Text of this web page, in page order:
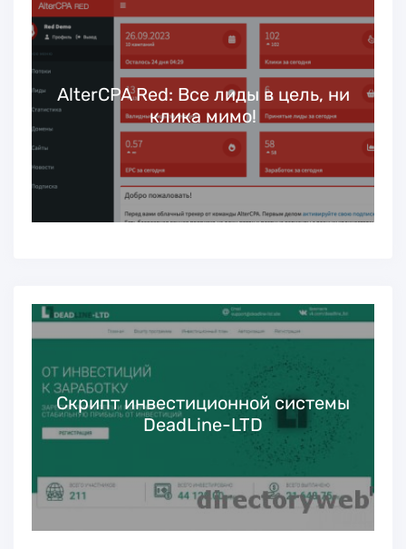
AlterCPA Red: Все лиды в цель, ни
клика мимо!
Скрипт инвестиционной системы
DeadLine-LTD